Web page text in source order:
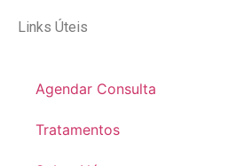
Links Úteis
Agendar Consulta
Tratamentos